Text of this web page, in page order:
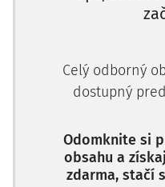
akom stave sa dieťa
skupina podrobila
kompetencií orgánov
spoľahlivo zistiť stav
najmä v prípadoch detí
pravidelný kontakt s
Celý odborný
dostupný
Odomknite si
obsahu a
zdarma, stačí